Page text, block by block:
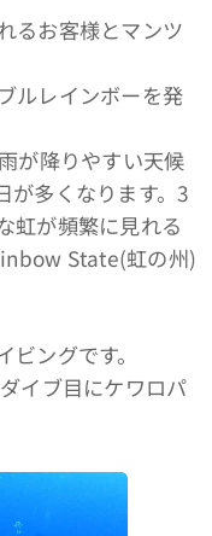
るお客様とマンツ
ルレインボーを発
が降りやすい天候
が多くなります。3
虹が頻繁に見れる
State(虹の州)
ングです。
イブ目にケワロパ